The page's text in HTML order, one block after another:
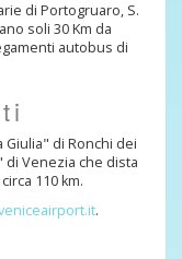
di Portogruaro, S.
soli 30 Km da
autobus di
di Ronchi dei
di Venezia che dista
110 km.
.